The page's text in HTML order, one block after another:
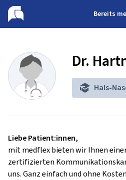
Bereits
Dr.
Hals-
Liebe Patient:innen,
mit medflex bieten wir Ihnen
zertifizierten
uns. Ganz einfach und ohne